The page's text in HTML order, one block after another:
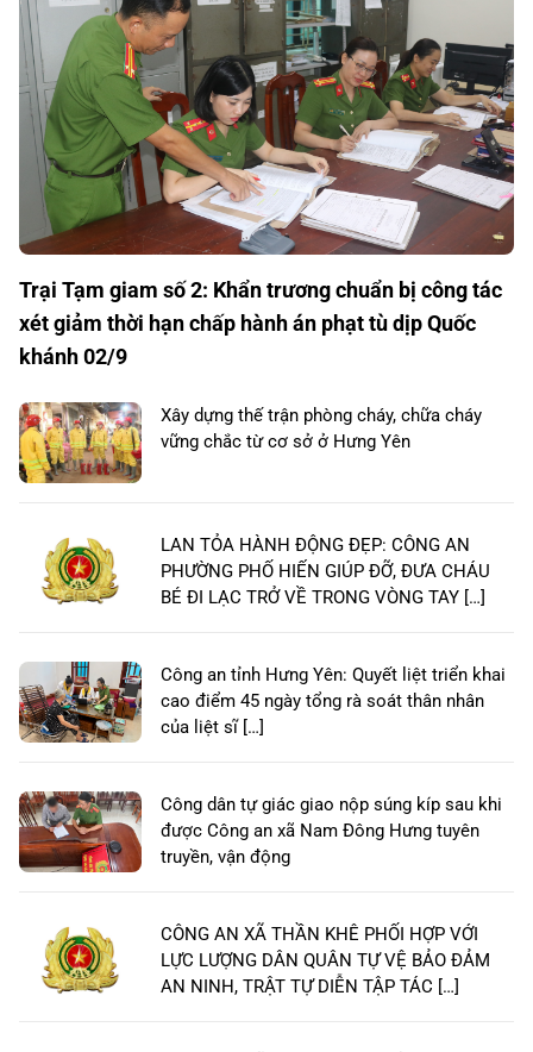
Trại Tạm giam số 2: Khẩn trương chuẩn bị công tác
xét giảm thời hạn chấp hành án phạt tù dịp Quốc
khánh 02/9
Xây dựng thế trận phòng cháy, chữa cháy
vững chắc từ cơ sở ở Hưng Yên
LAN TỎA HÀNH ĐỘNG ĐẸP: CÔNG AN
PHƯỜNG PHỐ HIẾN GIÚP ĐỠ, ĐƯA CHÁU
BÉ ĐI LẠC TRỞ VỀ TRONG VÒNG TAY […]
Công an tỉnh Hưng Yên: Quyết liệt triển khai
cao điểm 45 ngày tổng rà soát thân nhân
của liệt sĩ […]
Công dân tự giác giao nộp súng kíp sau khi
được Công an xã Nam Đông Hưng tuyên
truyền, vận động
CÔNG AN XÃ THẦN KHÊ PHỐI HỢP VỚI
LỰC LƯỢNG DÂN QUÂN TỰ VỆ BẢO ĐẢM
AN NINH, TRẬT TỰ DIỄN TẬP TÁC […]